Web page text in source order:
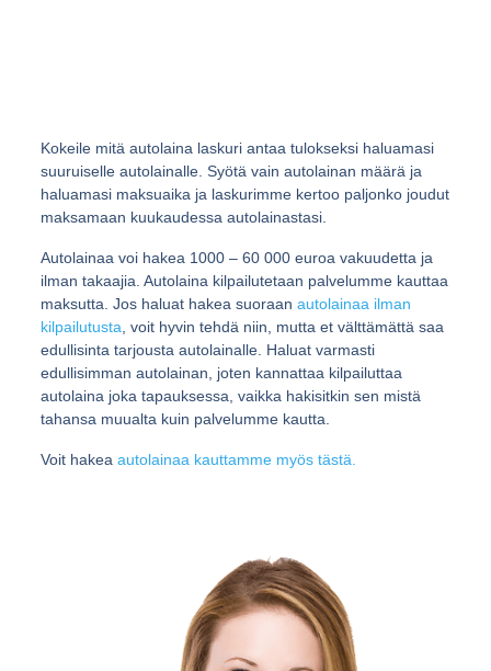
Kokeile mitä autolaina laskuri antaa tulokseksi haluamasi
suuruiselle autolainalle. Syötä vain autolainan määrä ja
haluamasi maksuaika ja laskurimme kertoo paljonko joudut
maksamaan kuukaudessa autolainastasi.
Autolainaa voi hakea 1000 – 60 000 euroa vakuudetta ja
ilman takaajia. Autolaina kilpailutetaan palvelumme kauttaa
maksutta. Jos haluat hakea suoraan autolainaa ilman
kilpailutusta , voit hyvin tehdä niin, mutta et välttämättä saa
edullisinta tarjousta autolainalle. Haluat varmasti
edullisimman autolainan, joten kannattaa kilpailuttaa
autolaina joka tapauksessa, vaikka hakisitkin sen mistä
tahansa muualta kuin palvelumme kautta.
Voit hakea autolainaa kauttamme myös tästä.